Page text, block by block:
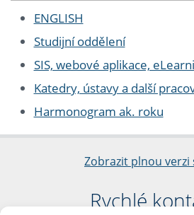
ENGLISH
Studijní oddělení
SIS, webové aplikace,
Katedry, ústavy a další
Harmonogram ak. roku
Zobrazit plnou verzi
Rychlé